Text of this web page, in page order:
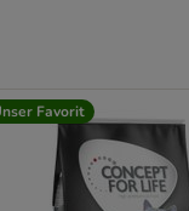
Favorit